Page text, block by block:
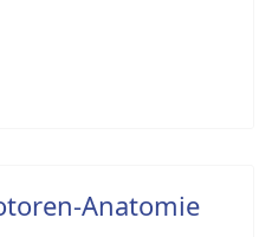
Anatomie